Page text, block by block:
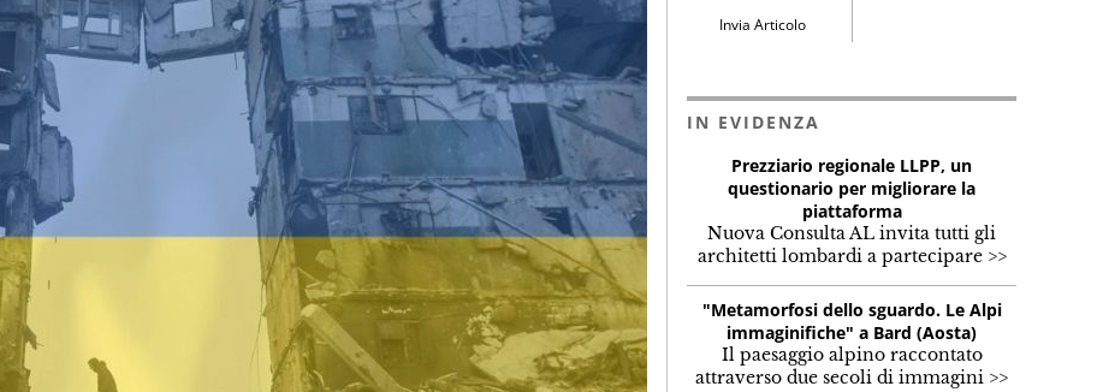
Invia Articolo
IN EVIDENZA
Prezziario regionale LLPP, un
questionario per migliorare la
piattaforma
Nuova Consulta AL invita tutti gli
architetti lombardi a partecipare >>
"Metamorfosi dello sguardo. Le Alpi
immaginifiche" a Bard (Aosta)
Il paesaggio alpino raccontato
attraverso due secoli di immagini >>